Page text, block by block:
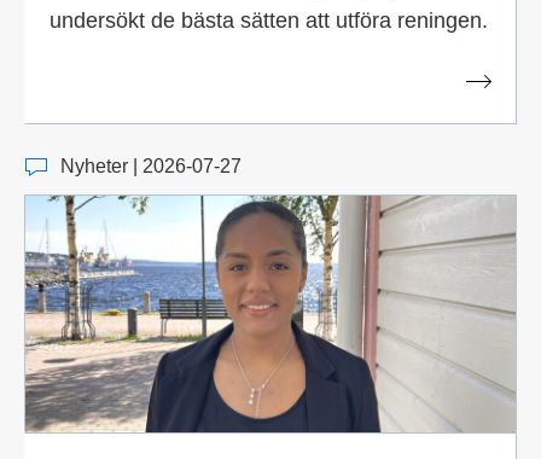
undersökt de bästa sätten att utföra reningen.
Nyheter | 2026-07-27